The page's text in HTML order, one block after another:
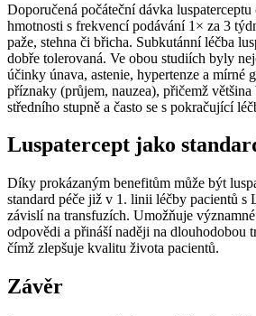
Doporučená počáteční dávka
hmotnosti s frekvencí podávání 1× za 3
paže, stehna či břicha. Subkutánní léčba
dobře tolerovaná. Ve obou studiích byly
účinky únava, astenie, hypertenze a mírné
příznaky (průjem, nauzea), přičemž
středního stupně a často se s pokračující
Luspatercept jako
Díky prokázaným benefitům může být
standard péče již v 1. linii léčby pacientů s
závislí na transfuzích. Umožňuje
odpovědi a přináší naději na dlouhodobou
čímž zlepšuje kvalitu života pacientů.
Závěr